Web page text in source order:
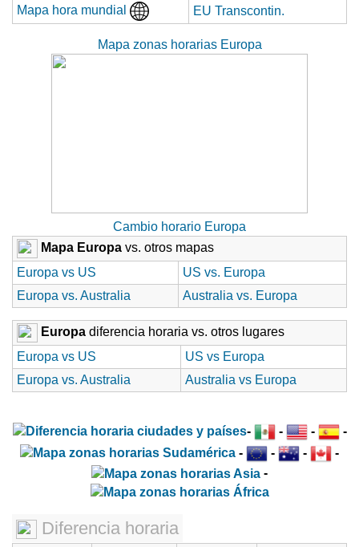
Mapa hora mundial
EU Transcontin.
Mapa zonas horarias Europa
Cambio horario Europa
Mapa Europa vs. otros mapas
Europa vs US
US vs. Europa
Europa vs. Australia
Australia vs. Europa
Europa diferencia horaria vs. otros lugares
Europa vs US
US vs Europa
Europa vs. Australia
Australia vs Europa
- - -
-
-
- -
-
-
Diferencia horaria